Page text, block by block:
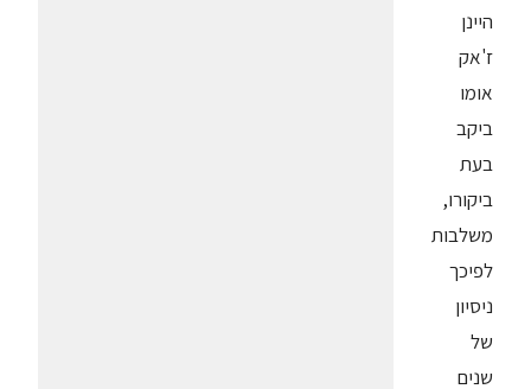
היינן
ז'אק
אומו
ביקב
בעת
ביקורו,
משלבות
לפיכך
ניסיון
של
שנים